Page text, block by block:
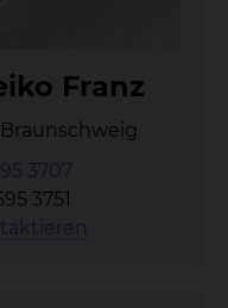
Franz
Braunschweig
3707
3751